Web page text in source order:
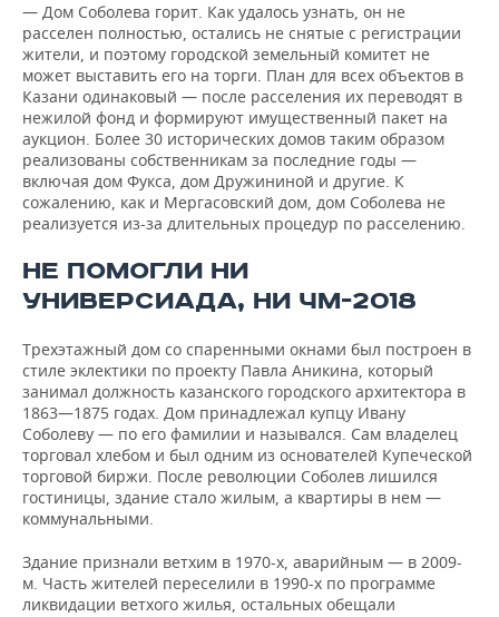
— Дом Соболева горит. Как удалось узнать, он не
расселен полностью, остались не снятые с регистрации
жители, и поэтому городской земельный комитет не
может выставить его на торги. План для всех объектов в
Казани одинаковый — после расселения их переводят в
нежилой фонд и формируют имущественный пакет на
аукцион. Более 30 исторических домов таким образом
реализованы собственникам за последние годы —
включая дом Фукса, дом Дружининой и другие. К
сожалению, как и Мергасовский дом, дом Соболева не
реализуется из-за длительных процедур по расселению.
НЕ ПОМОГЛИ НИ
УНИВЕРСИАДА, НИ ЧМ-2018
Трехэтажный дом со спаренными окнами был построен в
стиле эклектики по проекту Павла Аникина, который
занимал должность казанского городского архитектора в
1863—1875 годах. Дом принадлежал купцу Ивану
Соболеву — по его фамилии и назывался. Сам владелец
торговал хлебом и был одним из основателей Купеческой
торговой биржи. После революции Соболев лишился
гостиницы, здание стало жилым, а квартиры в нем —
коммунальными.
Здание признали ветхим в 1970-х, аварийным — в 2009-
м. Часть жителей переселили в 1990-х по программе
ликвидации ветхого жилья, остальных обещали